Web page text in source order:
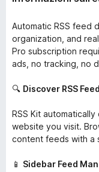
Automatic RSS feed
organization, and
Pro subscription
ads, no tracking, no
🔍 Discover RSS
RSS Kit
website you visit.
content feeds with a
📱 Sidebar Feed